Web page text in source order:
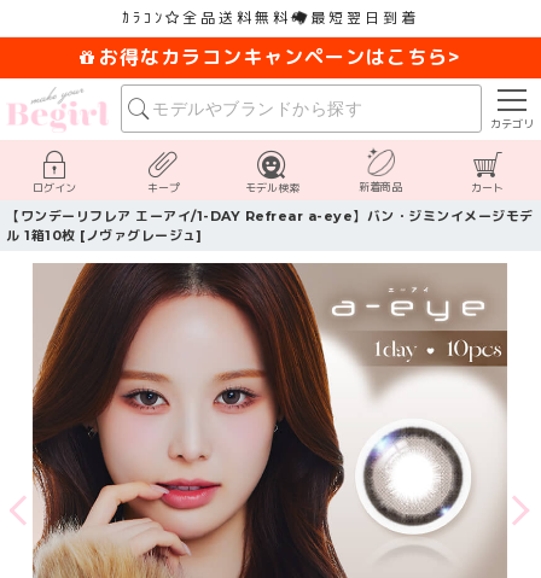
ｶﾗｺﾝ 全品送料無料 最短翌日到着
お得なカラコンキャンペーンはこちら>
カテゴリ
ログイン キープ モデル検索 新着商品 カート
【ワンデーリフレア エーアイ/1-DAY Refrear a-eye】バン・ジミンイメージモデ
ル 1箱10枚 [ノヴァグレージュ]